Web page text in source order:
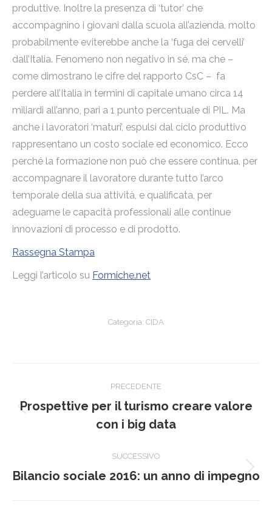
produttive. Inoltre la presenza di ‘tutor’ che
accompagnino i giovani dalla scuola all’azienda, molto
probabilmente eviterebbe anche la ‘fuga dei cervelli’
dall’Italia. Fenomeno non negativo in sé, ma che –
come dimostrano le cifre del rapporto CsC – fa
perdere all’Italia in termini di capitale umano circa 14
miliardi all’anno, pari a 1 punto percentuale di PIL. Ma
anche i lavoratori ‘maturi’, espulsi dal ciclo produttivo
rappresentano un costo sociale ed economico. Ecco
perché la formazione non può che essere continua, per
accompagnare il lavoratore durante tutto l’arco
temporale della sua attività, e qualificata, per
adeguarne le capacità professionali alle continue
innovazioni di processo e di prodotto.
Rassegna Stampa
Leggi l’articolo su Formiche.net
Categoria: CIDA
tra
PRECEDENTE
Post
precedente:
Prospettive per il turismo creare valore
con i big data
SUCCESSIVO
Prossimo
Bilancio sociale 2016: un anno di impegno